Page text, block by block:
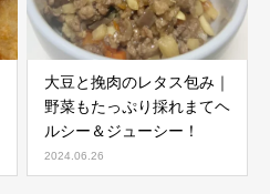
大豆と挽肉のレタス包み｜
野菜もたっぷり採れまてヘ
ルシー＆ジューシー！
2024.06.26